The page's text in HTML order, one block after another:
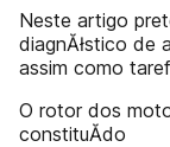
Neste artigo
diagnĂłstico de
assim como
O rotor dos
constituĂ­do